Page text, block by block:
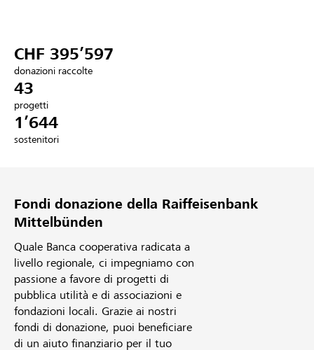
Collegarsi
Registrazione
CHF 395’597
donazioni raccolte
43
progetti
1’644
sostenitori
Fondi donazione della Raiffeisenbank
Mittelbünden
Quale Banca cooperativa radicata a
livello regionale, ci impegniamo con
passione a favore di progetti di
pubblica utilità e di associazioni e
fondazioni locali. Grazie ai nostri
fondi di donazione, puoi beneficiare
di un aiuto finanziario per il tuo